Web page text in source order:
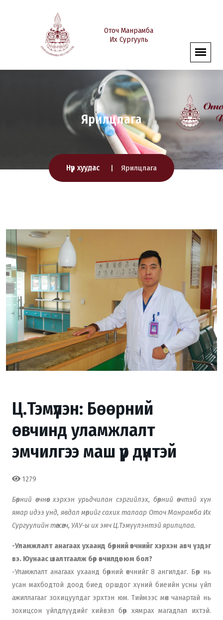
Оточ Манрамба
Их Сургууль
Ярилцлага
Нүүр хуудас Ярилцлага
Ц.Тэмүүлэн: Бөөрний
өвчинд уламжлалт
эмчилгээ маш үр дүнтэй
1279
Бөөрний өвчнөөс хэрхэн урьдчилан сэргийлэх, бөөрний өвчтэй хүн
ямар идээ унд, явдал мөрийг сахих талаар Оточ Манрамба Их
Сургуулийн төгсөгч, УАУ-ы их эмч Ц.Тэмүүлэнтэй ярилцлаа.
-Уламжлалт анагаах ухаанд бөөрний өвчнийг хэрхэн авч үздэг
вэ. Юунаас шалтгаалж бөөр өвчилдөг юм бол?
-Уламжлалт анагаах ухаанд бөөрний өвчнийг 8 ангилдаг. Бөөр нь
усан махбодтой доод биед оршдог хүний биеийн усны үйл
ажиллагааг зохицуулдаг эрхтэн юм. Тиймээс мөн чанартай нь
зохицсон үйлдлүүдийг хийвэл бөөр хямрах магадлал ихтэй.